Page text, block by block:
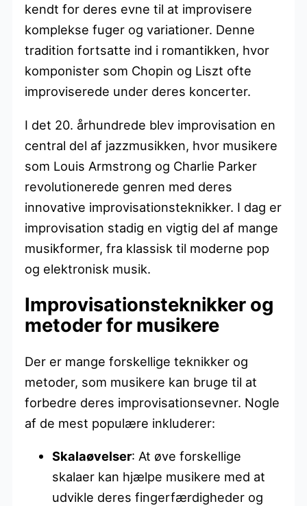
kendt for deres evne til at improvisere
komplekse fuger og variationer. Denne
tradition fortsatte ind i romantikken, hvor
komponister som Chopin og Liszt ofte
improviserede under deres koncerter.
I det 20. århundrede blev improvisation en
central del af jazzmusikken, hvor musikere
som Louis Armstrong og Charlie Parker
revolutionerede genren med deres
innovative improvisationsteknikker. I dag er
improvisation stadig en vigtig del af mange
musikformer, fra klassisk til moderne pop
og elektronisk musik.
Improvisationsteknikker og
metoder for musikere
Der er mange forskellige teknikker og
metoder, som musikere kan bruge til at
forbedre deres improvisationsevner. Nogle
af de mest populære inkluderer:
Skalaøvelser: At øve forskellige
skalaer kan hjælpe musikere med at
udvikle deres fingerfærdigheder og